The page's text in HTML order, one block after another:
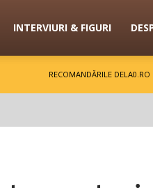
INTERVIURI & FIGURI
RECOMANDĂRILE DELA0.RO